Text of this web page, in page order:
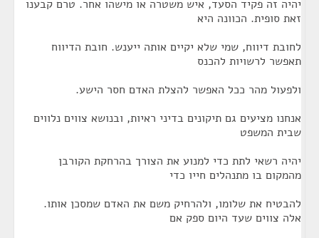
יהיה זה פקיד הסעד, איש משטרה או מישהו אחר. טרם קבענו
זאת סופית. הכוונה היא
לחובת דיווח, שמי שלא יקיים אותה ייענש. חובת הדיווח
תאפשר לרשויות להכנס
ולפעול מהר ככל האפשר להצלת האדם חסר הישע.
אנחנו מציעים גם תיקונים בדיני ראיות, ובנושא צווים נלווים
שבית המשפט
יהיה רשאי לתת כדי למנוע את הצורך בהרחקת הקורבן
מהמקום בו מתנהלים חייו כדי
להבטיח את שלומו, ולהרחיק משם את האדם שמסכן אותו.
אלה צווים שעד היום ספק אם